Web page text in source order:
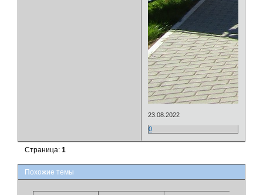
23.08.2022
0
Страница:1
Похожие темы